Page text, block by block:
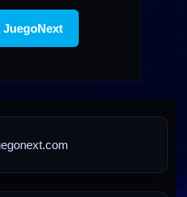
JuegoNext